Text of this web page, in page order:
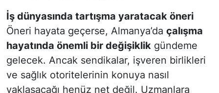
İş dünyasında tartışma yaratacak öneri
Öneri hayata geçerse, Almanya’da çalışma
hayatında önemli bir değişiklikgündeme
gelecek. Ancak sendikalar, işveren birlikleri
ve sağlık otoritelerinin konuya nasıl
yaklaşacağı henüz net değil. Uzmanlara